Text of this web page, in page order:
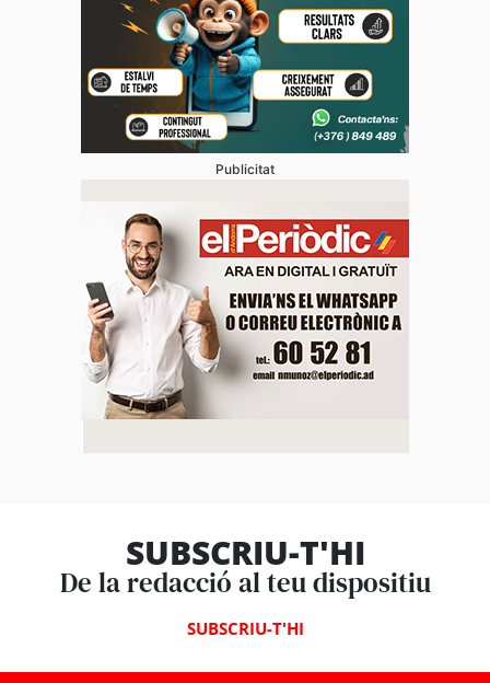
Publicitat
SUBSCRIU-T'HI
De la redacció al teu dispositiu
SUBSCRIU-T'HI